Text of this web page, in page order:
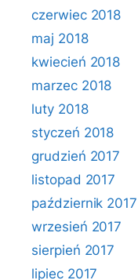
czerwiec 2018
maj 2018
kwiecień 2018
marzec 2018
luty 2018
styczeń 2018
grudzień 2017
listopad 2017
październik 2017
wrzesień 2017
sierpień 2017
lipiec 2017